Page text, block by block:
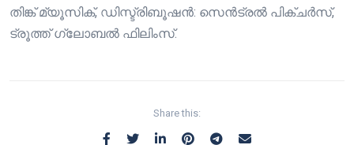
തിങ്ക് മ്യൂസിക്, ഡിസ്ട്രിബൂഷൻ: സെൻട്രൽ പിക്ചർസ്,
ട്രൂത്ത് ഗ്ലോബൽ ഫിലിംസ്.
Share this: